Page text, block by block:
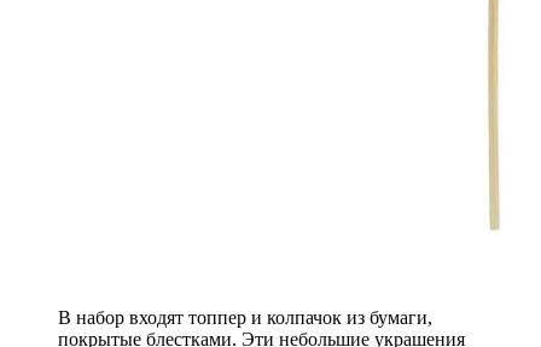
В набор входят топпер и колпачок из бумаги,
покрытые блестками. Эти небольшие украшения